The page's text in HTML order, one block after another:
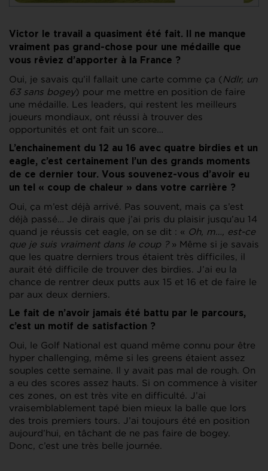
Victor le travail a quasiment été fait. Il ne manque
vraiment pas grand-chose pour une médaille que
vous rêviez d’apporter à la France ?
Oui, je savais qu’il fallait une carte comme ça (Ndlr, un
63 sans bogey) pour me mettre en position de faire
une médaille. Les leaders, qui restent les meilleurs
joueurs mondiaux, ont réussi à trouver des
opportunités et ont fait un score…
L’enchainement du 12 au 16 avec quatre birdies et un
eagle, c’est certainement l’un des grands moments
de ce dernier tour. Vous souvenez-vous d’avoir eu
un tel « coup de chaleur » dans votre carrière ?
Oui, ça m’est déjà arrivé. Pas souvent, mais ça s’est
déjà passé… Je dirais que j’ai pris du plaisir jusqu’au 14
quand je réussis cet eagle, on se dit : « Oh, m…, est-ce
que je suis vraiment dans le coup ?» Même si je savais
que les quatre derniers trous étaient très difficiles, il
aurait été difficile de trouver des birdies. J’ai eu la
chance de rentrer deux putts aux 15 et 16 et de faire le
par aux deux derniers.
Le fait de n’avoir jamais été battu par le parcours,
c’est un motif de satisfaction ?
Oui, le Golf National est quand même connu pour être
hyper challenging, même si les greens étaient assez
souples cette semaine. Il y avait pas mal de rough. On
a eu des scores assez hauts. Si on commence à visiter
ces zones, on est très vite en difficulté. J’ai
vraisemblablement tapé bien mieux la balle que lors
des trois premiers tours. J’ai toujours été en position
aujourd’hui, en tâchant de ne pas faire de bogey.
Donc, c’est une très belle journée.